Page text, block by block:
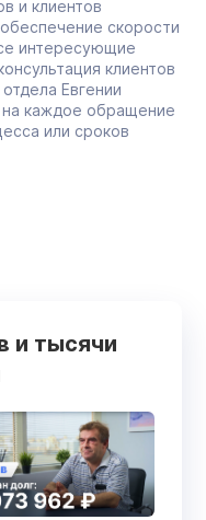
и клиентов
скорости
интересующие
клиентов
Евгении
каждое обращение
или сроков
и тысячи